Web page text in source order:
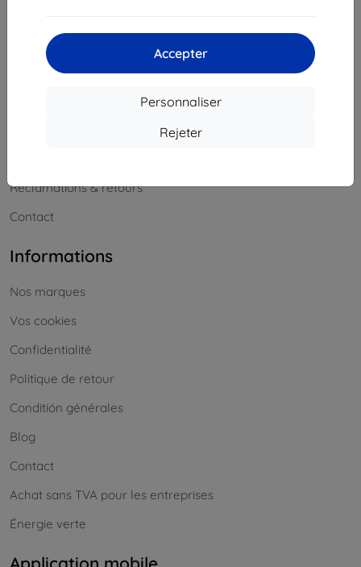
Accepter
Personnaliser
Rejeter
Achats
Livraison & paiement
Réclamations & retours
Contact
Informations
Nos marques
Vos cookies
Confidentialité
Politique de retour
Conditión générales
Blog
Contact
Achat sans TVA pour les entreprises
Énergie verte
Application mobile